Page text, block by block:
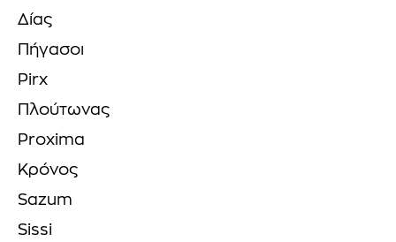
Δίας
Πήγασοι
Pirx
Πλούτωνας
Proxima
Κρόνος
Sazum
Sissi